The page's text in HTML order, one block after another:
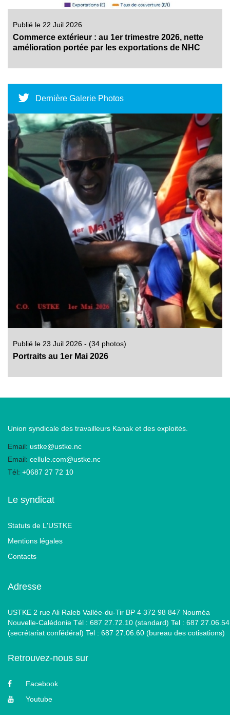
Publié le 22 Juil 2026
Commerce extérieur : au 1er trimestre 2026, nette
amélioration portée par les exportations de NHC
Dernière Galerie Photos
Publié le 23 Juil 2026 - (34 photos)
Portraits au 1er Mai 2026
Union syndicale des travailleurs Kanak et des exploités.
Email: ustke@ustke.nc
Email: cellule.com@ustke.nc
Tél: +0687 27 72 10
Le syndicat
Statuts de L'USTKE
Mentions légales
Contacts
Adresse
USTKE 2 rue Ali Raleb Vallée-du-Tir BP 4 372 98 847 Nouméa
Nouvelle-Calédonie Tél : 687 27.72.10 (standard) Tel : 687 27.06.54
(secrétariat confédéral) Tel : 687 27.06.60 (bureau des cotisations)
Retrouvez-nous sur
Facebook
Youtube